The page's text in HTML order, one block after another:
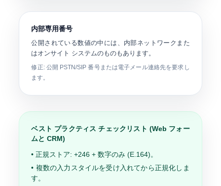
内部専用番号
公開されている数値の中には、内部ネットワークまた
はオンサイト システムのものもあります。
修正: 公開 PSTN/SIP 番号または電子メール連絡先を要求し
ます。
ベスト プラクティス チェックリスト (Web フォー
ムと CRM)
• 正規ストア:+246 + 数字のみ (E.164)。
• 複数の入力スタイルを受け入れてから正規化しま
す。